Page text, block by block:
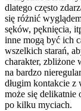
dlatego często
się różnić
sęków, pęknięcia,
inne mogą być ich
wszelkich starań,
charakter, zbliżone
na bardzo
długim kontakcie
może się delikatnie
po kilku myciach.